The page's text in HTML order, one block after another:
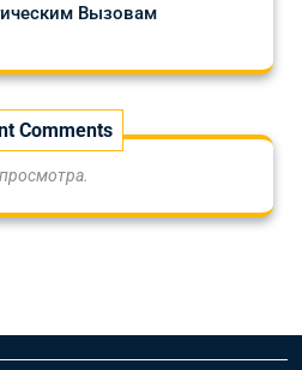
Вызовам
Comments